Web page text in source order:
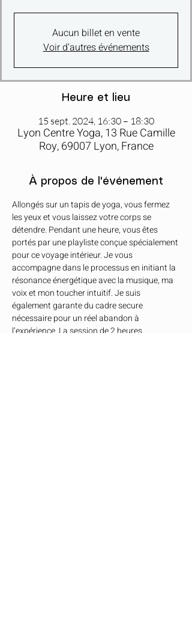
Aucun billet en vente
Voir d'autres événements
Heure et lieu
15 sept. 2024, 16:30 – 18:30
Lyon Centre Yoga, 13 Rue Camille
Roy, 69007 Lyon, France
À propos de l'événement
Allongés sur un tapis de yoga, vous fermez
les yeux et vous laissez votre corps se
détendre. Pendant une heure, vous êtes
portés par une playliste conçue spécialement
pour ce voyage intérieur. Je vous
accompagne dans le processus en initiant la
résonance énergétique avec la musique, ma
voix et mon toucher intuitif. Je suis
également garante du cadre secure
nécessaire pour un réel abandon à
l’expérience. La session de 2 heures